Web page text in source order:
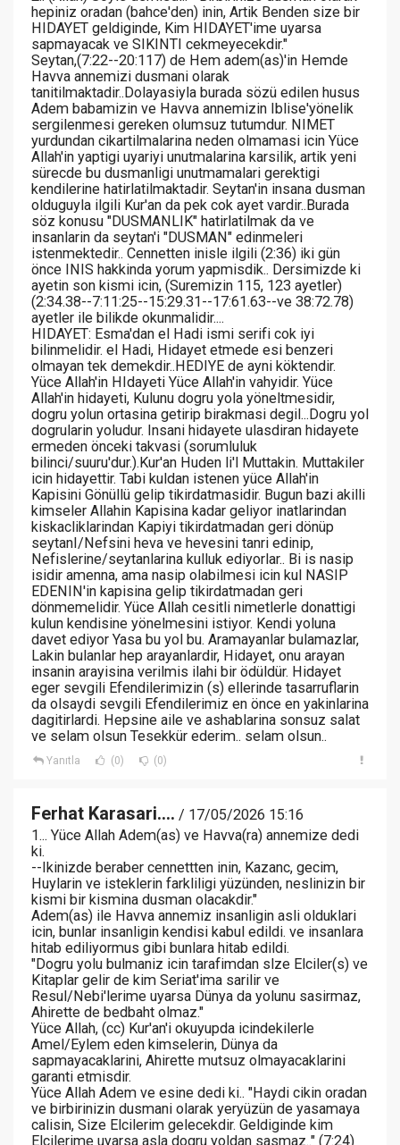
hepiniz oradan (bahce'den) inin, Artik Benden size bir
HIDAYET geldiginde, Kim HIDAYET'ime uyarsa
sapmayacak ve SIKINTI cekmeyecekdir."
Seytan,(7:22--20:117) de Hem adem(as)'in Hemde
Havva annemizi dusmani olarak
tanitilmaktadir..Dolayasiyla burada sözü edilen husus
Adem babamizin ve Havva annemizin Iblise'yönelik
sergilenmesi gereken olumsuz tutumdur. NIMET
yurdundan cikartilmalarina neden olmamasi icin Yüce
Allah'in yaptigi uyariyi unutmalarina karsilik, artik yeni
sürecde bu dusmanligi unutmamalari gerektigi
kendilerine hatirlatilmaktadir. Seytan'in insana dusman
olduguyla ilgili Kur'an da pek cok ayet vardir..Burada
söz konusu "DUSMANLIK" hatirlatilmak da ve
insanlarin da seytan'i "DUSMAN" edinmeleri
istenmektedir.. Cennetten inisle ilgili (2:36) iki gün
önce INIS hakkinda yorum yapmisdik.. Dersimizde ki
ayetin son kismi icin, (Suremizin 115, 123 ayetler)
(2:34.38--7:11:25--15:29.31--17:61.63--ve 38:72.78)
ayetler ile bilikde okunmalidir....
HIDAYET: Esma'dan el Hadi ismi serifi cok iyi
bilinmelidir. el Hadi, Hidayet etmede esi benzeri
olmayan tek demekdir..HEDIYE de ayni köktendir.
Yüce Allah'in HIdayeti Yüce Allah'in vahyidir. Yüce
Allah'in hidayeti, Kulunu dogru yola yöneltmesidir,
dogru yolun ortasina getirip birakmasi degil...Dogru yol
dogrularin yoludur. Insani hidayete ulasdiran hidayete
ermeden önceki takvasi (sorumluluk
bilinci/suuru'dur.).Kur'an Huden li'l Muttakin. Muttakiler
icin hidayettir. Tabi kuldan istenen yüce Allah'in
Kapisini Gönüllü gelip tikirdatmasidir. Bugun bazi akilli
kimseler Allahin Kapisina kadar geliyor inatlarindan
kiskacliklarindan Kapiyi tikirdatmadan geri dönüp
seytanI/Nefsini heva ve hevesini tanri edinip,
Nefislerine/seytanlarina kulluk ediyorlar.. Bi is nasip
isidir amenna, ama nasip olabilmesi icin kul NASIP
EDENIN'in kapisina gelip tikirdatmadan geri
dönmemelidir. Yüce Allah cesitli nimetlerle donattigi
kulun kendisine yönelmesini istiyor. Kendi yoluna
davet ediyor Yasa bu yol bu. Aramayanlar bulamazlar,
Lakin bulanlar hep arayanlardir, Hidayet, onu arayan
insanin arayisina verilmis ilahi bir ödüldür. Hidayet
eger sevgili Efendilerimizin (s) ellerinde tasarruflarin
da olsaydi sevgili Efendilerimiz en önce en yakinlarina
dagitirlardi. Hepsine aile ve ashablarina sonsuz salat
ve selam olsun Tesekkür ederim.. selam olsun..
Yanıtla (0) (0)
Ferhat Karasari.... / 17/05/2026 15:16
1... Yüce Allah Adem(as) ve Havva(ra) annemize dedi
ki.
--Ikinizde beraber cennettten inin, Kazanc, gecim,
Huylarin ve isteklerin farkliligi yüzünden, neslinizin bir
kismi bir kismina dusman olacakdir."
Adem(as) ile Havva annemiz insanligin asli olduklari
icin, bunlar insanligin kendisi kabul edildi. ve insanlara
hitab ediliyormus gibi bunlara hitab edildi.
"Dogru yolu bulmaniz icin tarafimdan slze Elciler(s) ve
Kitaplar gelir de kim Seriat'ima sarilir ve
Resul/Nebi'lerime uyarsa Dünya da yolunu sasirmaz,
Ahirette de bedbaht olmaz."
Yüce Allah, (cc) Kur'an'i okuyupda icindekilerle
Amel/Eylem eden kimselerin, Dünya da
sapmayacaklarini, Ahirette mutsuz olmayacaklarini
garanti etmisdir.
Yüce Allah Adem ve esine dedi ki.. "Haydi cikin oradan
ve birbirinizin dusmani olarak yeryüzün de yasamaya
calisin, Size Elcilerim gelecekdir. Geldiginde kim
Elcilerime uyarsa asla dogru yoldan sasmaz.." (7:24)